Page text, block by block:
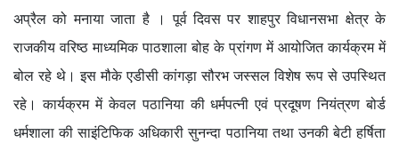
अप्रैल को मनाया जाता है । पूर्व दिवस पर शाहपुर विधानसभा क्षेत्र के
राजकीय वरिष्ठ माध्यमिक पाठशाला बोह के प्रांगण में आयोजित कार्यक्रम में
बोल रहे थे। इस मौके एडीसी कांगड़ा सौरभ जस्सल विशेष रूप से उपस्थित
रहे। कार्यक्रम में केवल पठानिया की धर्मपत्नी एवं प्रदूषण नियंत्रण बोर्ड
धर्मशाला की साइंटिफिक अधिकारी सुनन्दा पठानिया तथा उनकी बेटी हर्षिता